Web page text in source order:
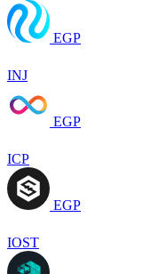
EGP
INJ
EGP
ICP
EGP
IOST